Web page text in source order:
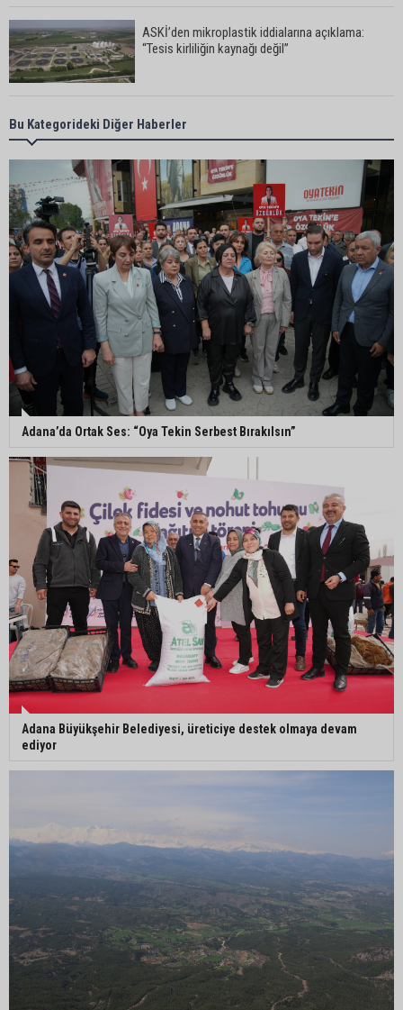
ASKİ’den mikroplastik iddialarına açıklama:
“Tesis kirliliğin kaynağı değil”
Feke’de mahalle çalışmaları sahada
değerlendirildi
AK Parti Adana İl Başkanı Mustafa Özkan:
"Türkiye Yüzyılına güçlü teşkilatımızla yürüyoruz"
Kozan’da Yaz Konserleri Akdam’da şenliğe
dönüştü
Adana’da sıcaklık alarmı: Hissedilen 43 dereceyi
bulacak
Yumurtalık’ta ulaşım çalışmaları hızlandı: Yol ve
kaldırımlar yenileniyor
Otoyolda akılalmaz olay: Önce çaldılar, sonra
“Hırsız çok” diye uyardılar
Bu Kategorideki Diğer Haberler
Adana’da Ortak Ses: “Oya Tekin Serbest Bırakılsın”
Adana Büyükşehir Belediyesi, üreticiye destek olmaya devam
ediyor